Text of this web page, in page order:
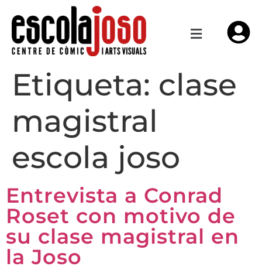
Etiqueta: clase
magistral
escola joso
Entrevista a Conrad
Roset con motivo de
su clase magistral en
la Joso